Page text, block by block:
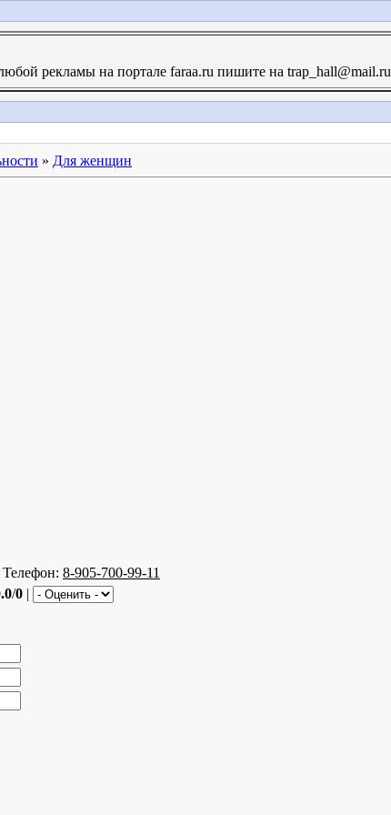
рекламы на портале faraa.ru пишите на trap_hall@mail.ru
» Для женщин
Телефон: 8-905-700-99-11
/0 |